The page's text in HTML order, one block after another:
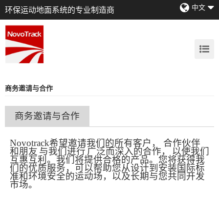
环保运动地面系统的专业制造商 中文
商务邀请与合作
商务邀请与合作
Novotrack希望邀请我们的所有客户 ，
合作伙伴
和朋友 与我们进行 广泛而深入的合作，
以使我们
互惠互利。我们将提供合格的产品。您将获得我
们的优质服务，可以帮助您从设计到安装国际标
准和环境安全的运动场，以及长期与您共同开发
市场。